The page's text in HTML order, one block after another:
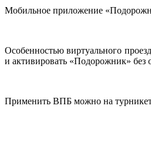
Мобильное приложение
Особенностью виртуального
и активировать «Подорожник» без
Применить ВПБ можно на